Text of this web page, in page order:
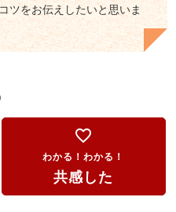
ツをお伝えしたいと思いま
favorite_border
わかる！わかる！
共感した